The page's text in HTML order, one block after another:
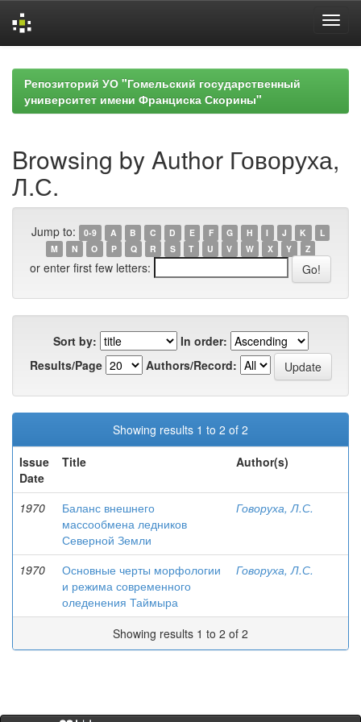
navigationРепозиторий УО "Гомельский государственный
университет имени Франциска Скорины"
Browsing by Author Говоруха,
Л.С.
Jump to: 0-9 A B C D E F G H I J K
L
M
N O P Q R S T U V W X Y Z
or enter first few letters:
Sort by:
In order:
Results/Page
Authors/Record:
Showing results 1 to 2 of 2
Issue
Date
Title Author(s)
1970
Баланс внешнего
массообмена ледников
Северной Земли
Говоруха, Л.С.
1970
Основные черты морфологии
и режима современного
оледенения Таймыра
Говоруха, Л.С.
Showing results 1 to 2 of 2